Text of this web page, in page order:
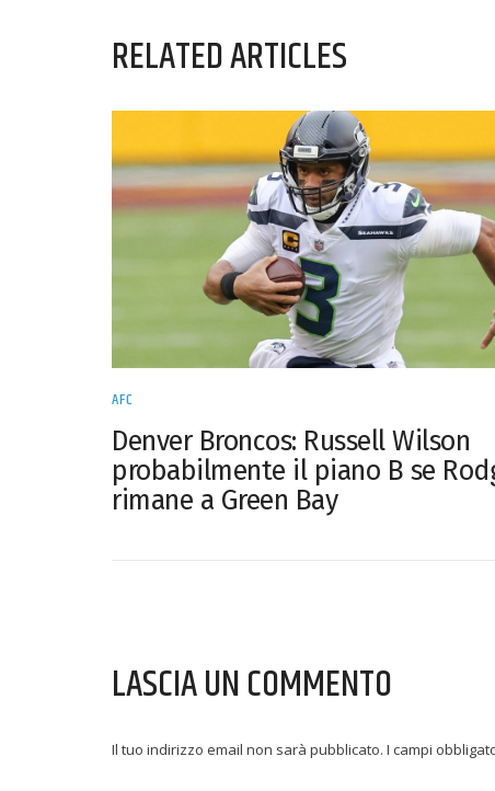
RELATED ARTICLES
AFC
Denver Broncos: Russell Wilson
probabilmente il piano B se
rimane a Green Bay
LASCIA UN COMMENTO
Il tuo indirizzo email non sarà pubblicato. I campi